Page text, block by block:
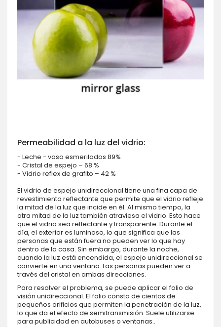
Permeabilidad a la luz del vidrio:
- Leche - vaso esmerilados 89%
- Cristal de espejo – 68 %
- Vidrio reflex de grafito – 42 %
El vidrio de espejo unidireccional tiene una fina capa de
revestimiento reflectante que permite que el vidrio refleje
la mitad de la luz que incide en él. Al mismo tiempo, la
otra mitad de la luz también atraviesa el vidrio. Esto hace
que el vidrio sea reflectante y transparente. Durante el
día, el exterior es luminoso, lo que significa que las
personas que están fuera no pueden ver lo que hay
dentro de la casa. Sin embargo, durante la noche,
cuando la luz está encendida, el espejo unidireccional se
convierte en una ventana. Las personas pueden ver a
través del cristal en ambas direcciones.
Para resolver el problema, se puede aplicar el folio de
visión unidireccional. El folio consta de cientos de
pequeños orificios que permiten la penetración de la luz,
lo que da el efecto de semitransmisión. Suele utilizarse
para publicidad en autobuses o ventanas..